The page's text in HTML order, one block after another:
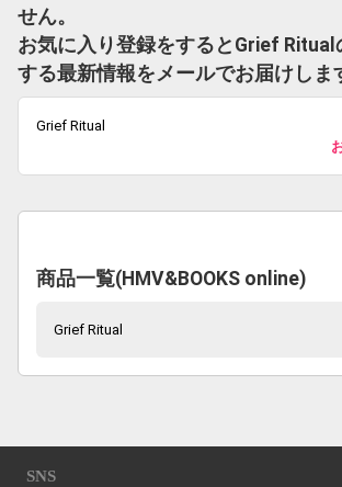
せん。
お気に入り登録をするとGrief Ritual
する最新情報をメールでお届けしま
Grief Ritual
商品一覧(HMV&BOOKS online)
Grief Ritual
SNS